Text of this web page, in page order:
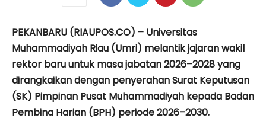
PEKANBARU (RIAUPOS.CO) – Universitas
Muhammadiyah Riau (Umri) melantik jajaran wakil
rektor baru untuk masa jabatan 2026–2028 yang
dirangkaikan dengan penyerahan Surat Keputusan
(SK) Pimpinan Pusat Muhammadiyah kepada Badan
Pembina Harian (BPH) periode 2026–2030.